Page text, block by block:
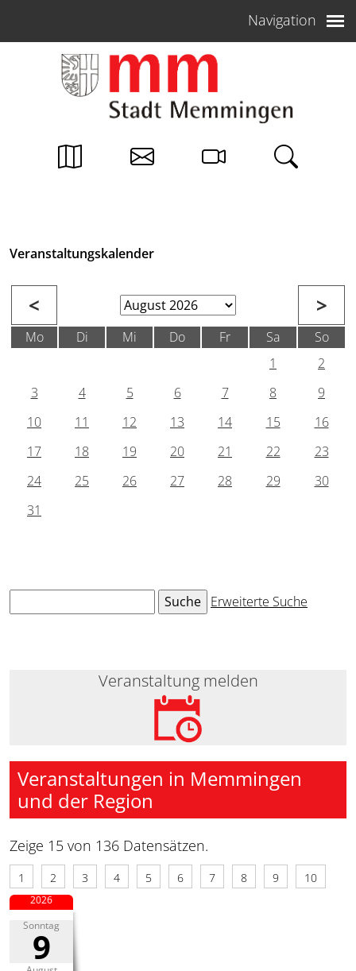
Navigation
Veranstaltungskalender
< >
Mo Di Mi Do Fr Sa
So
1
2
3
4 5 6 7 8
9
10
11 12 13 14 15
16
17
18 19 20 21 22
23
24
25 26 27 28 29
30
31
Erweiterte Suche
Veranstaltung melden
Veranstaltungen in Memmingen
und der Region
Zeige 15 von 136 Datensätzen.
1 2 3 4 5 6 7 8 9 10
Sonntag
9
2026